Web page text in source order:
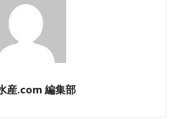
産.com 編集部